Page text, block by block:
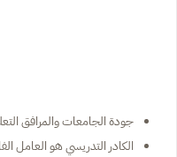
جودة الجامعات والمرافق
الكادر التدريسي هو العامل